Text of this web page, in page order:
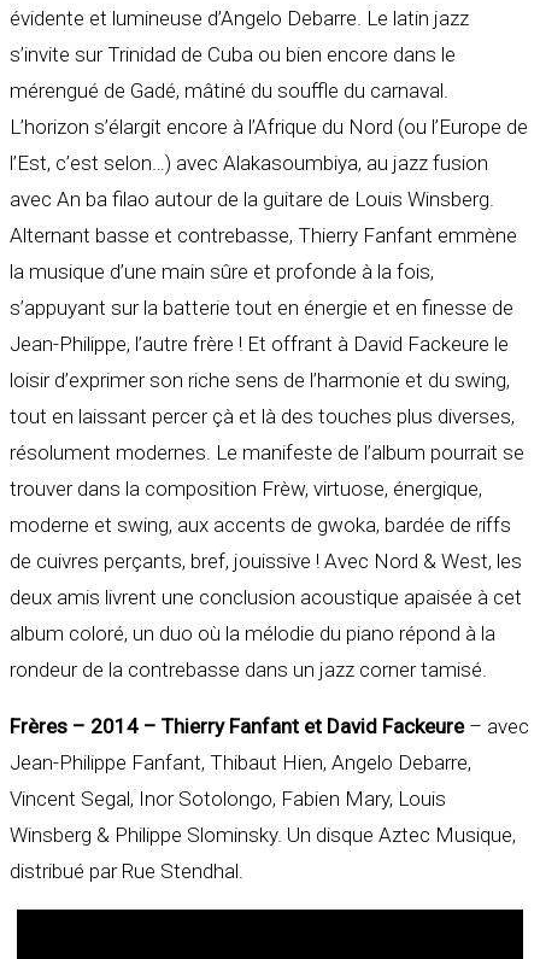
évidente et lumineuse d’Angelo Debarre. Le latin jazz
s’invite sur Trinidad de Cuba ou bien encore dans le
mérengué de Gadé, mâtiné du souffle du carnaval.
L’horizon s’élargit encore à l’Afrique du Nord (ou l’Europe de
l’Est, c’est selon…) avec Alakasoumbiya, au jazz fusion
avec An ba filao autour de la guitare de Louis Winsberg.
Alternant basse et contrebasse, Thierry Fanfant emmène
la musique d’une main sûre et profonde à la fois,
s’appuyant sur la batterie tout en énergie et en finesse de
Jean-Philippe, l’autre frère ! Et offrant à David Fackeure le
loisir d’exprimer son riche sens de l’harmonie et du swing,
tout en laissant percer çà et là des touches plus diverses,
résolument modernes. Le manifeste de l’album pourrait se
trouver dans la composition Frèw, virtuose, énergique,
moderne et swing, aux accents de gwoka, bardée de riffs
de cuivres perçants, bref, jouissive ! Avec Nord & West, les
deux amis livrent une conclusion acoustique apaisée à cet
album coloré, un duo où la mélodie du piano répond à la
rondeur de la contrebasse dans un jazz corner tamisé.
Frères – 2014 – Thierry Fanfant et David Fackeure– avec
Jean-Philippe Fanfant, Thibaut Hien, Angelo Debarre,
Vincent Segal, Inor Sotolongo, Fabien Mary, Louis
Winsberg & Philippe Slominsky. Un disque Aztec Musique,
distribué par Rue Stendhal.